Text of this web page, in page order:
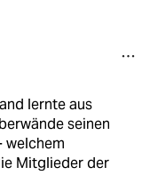
lernte aus
seinen
welchem
Mitglieder der